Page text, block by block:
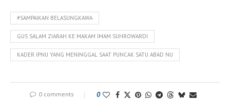
#SAMPAIKAN BELASUNGKAWA
GUS SALAM ZIARAH KE MAKAM IMAM SUHROWARDI
KADER IPNU YANG MENINGGAL SAAT PUNCAK SATU ABAD NU
0 comments 0